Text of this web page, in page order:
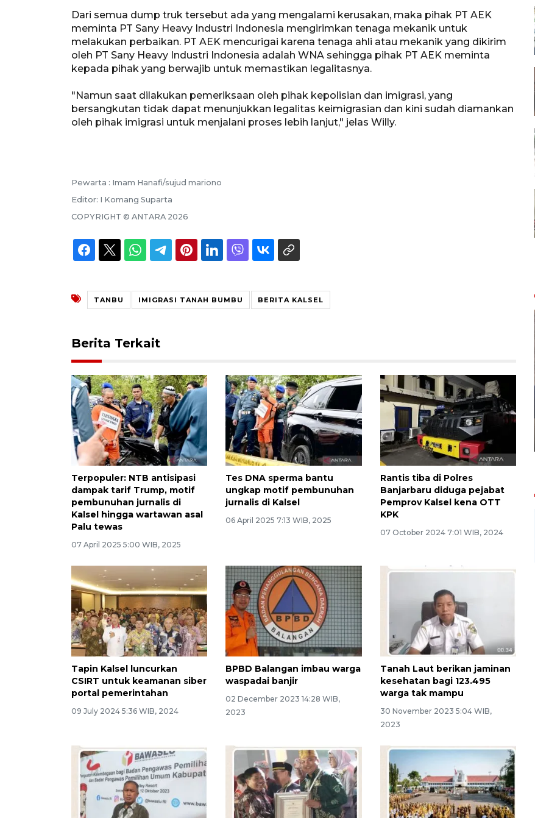
Dari semua dump truk tersebut ada yang mengalami kerusakan, maka pihak PT AEK
meminta PT Sany Heavy Industri Indonesia mengirimkan tenaga mekanik untuk
melakukan perbaikan. PT AEK mencurigai karena tenaga ahli atau mekanik yang dikirim
oleh PT Sany Heavy Industri Indonesia adalah WNA sehingga pihak PT AEK meminta
kepada pihak yang berwajib untuk memastikan legalitasnya.
"Namun saat dilakukan pemeriksaan oleh pihak kepolisian dan imigrasi, yang
bersangkutan tidak dapat menunjukkan legalitas keimigrasian dan kini sudah diamankan
oleh pihak imigrasi untuk menjalani proses lebih lanjut," jelas Willy.
Pewarta : Imam Hanafi/sujud mariono
Editor: I Komang Suparta
COPYRIGHT © ANTARA 2026
TANBU IMIGRASI TANAH BUMBU BERITA KALSEL
Berita Terkait
Terpopuler: NTB antisipasi
dampak tarif Trump, motif
pembunuhan jurnalis di
Kalsel hingga wartawan asal
Palu tewas
07 April 2025 5:00 WIB, 2025
Tes DNA sperma bantu
ungkap motif pembunuhan
jurnalis di Kalsel
06 April 2025 7:13 WIB, 2025
Rantis tiba di Polres
Banjarbaru diduga pejabat
Pemprov Kalsel kena OTT
KPK
07 October 2024 7:01 WIB, 2024
Tapin Kalsel luncurkan
CSIRT untuk keamanan siber
portal pemerintahan
09 July 2024 5:36 WIB, 2024
BPBD Balangan imbau warga
waspadai banjir
02 December 2023 14:28 WIB,
2023
Tanah Laut berikan jaminan
kesehatan bagi 123.495
warga tak mampu
30 November 2023 5:04 WIB,
2023
Sidang putusan terdakwa
pembunuhan Brigadir Nurhadi
10 March 2026 12:55 WIB